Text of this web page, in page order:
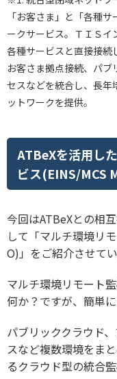
「お客さま」と「各種
ークサービス。ＴＩＳイ
各種サービスと直接接続
お客さま拠点接続、パブ
セスなどを統合し、長年
ットワークを提供。
ATBeXを活用し
ビス(EINS/MCS
今回はATBeXとの相
して「マルチ環境リ
O)」をご紹介させてい
マルチ環境リモート
何か？ですが、簡単に
パブリッククラウド
スなど複数環境をま
るクラウド型の統合